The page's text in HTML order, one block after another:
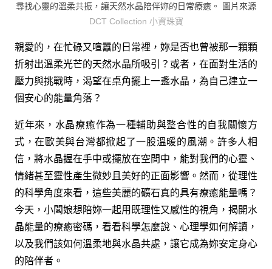
尋找心靈的溫柔共振，讓天然水晶陪伴妳的日常療癒。 圖片來源
DCT Collection 小資珠寶
親愛的，在忙碌又喧囂的日常裡，妳是否也曾被那一顆顆
折射出溫柔光芒的天然水晶所吸引？或者，在面對生活的
壓力與挑戰時，渴望在桌角擺上一盞水晶，為自己建立一
個安心的能量角落？
近年來，水晶療癒作為一種輔助與整合性的自我關懷方
式，在歐美與台灣都掀起了一股溫暖的風潮。許多人相
信，將水晶握在手中或擺放在空間中，能對我們的心靈、
情緒甚至靈性產生微妙且美好的正面影響。然而，從理性
的科學角度來看，這些美麗的礦石真的具有療癒能量嗎？
今天，小闆娘想陪妳一起用既理性又感性的視角，揭開水
晶能量的療癒密碼，看看科學怎麼說、心理學如何解讀，
以及我們該如何溫柔地與水晶共處，讓它成為妳安定身心
的陪伴者。